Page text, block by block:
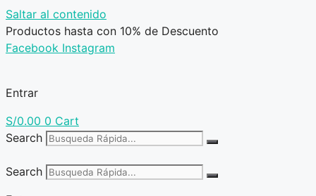
Saltar al contenido
Productos hasta con 10% de Descuento
Facebook Instagram
Entrar
S/0.00 0 Cart
Search
Search